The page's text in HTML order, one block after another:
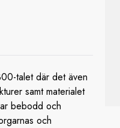
talet där det även
samt materialet
bebodd och
och